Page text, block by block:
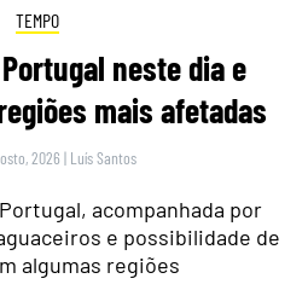
TEMPO
neste dia e
mais afetadas
2026 | Luís Santos
acompanhada por
e possibilidade de
algumas regiões